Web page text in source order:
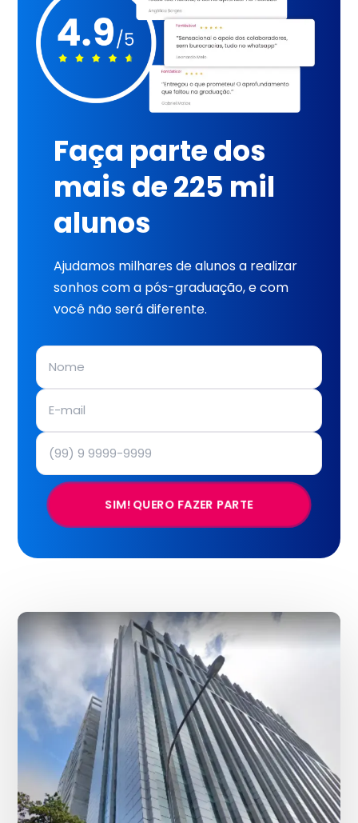
Faça parte dos
mais de 225 mil
alunos
Ajudamos milhares de alunos a realizar
sonhos com a pós-graduação, e com
você não será diferente.
SIM! QUERO FAZER PARTE